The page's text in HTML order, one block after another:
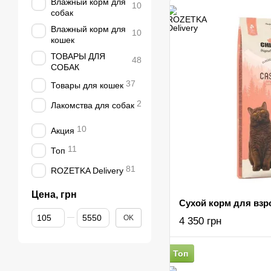
4 350 грн
Топ
собак
10
Влажный корм для
кошек
10
ТОВАРЫ ДЛЯ
СОБАК
48
Товары для кошек 37
Лакомства для собак 2
Акция 10
Топ 11
ROZETKA Delivery 81
Цена, грн
От Цена, грн
До Цена, грн OK